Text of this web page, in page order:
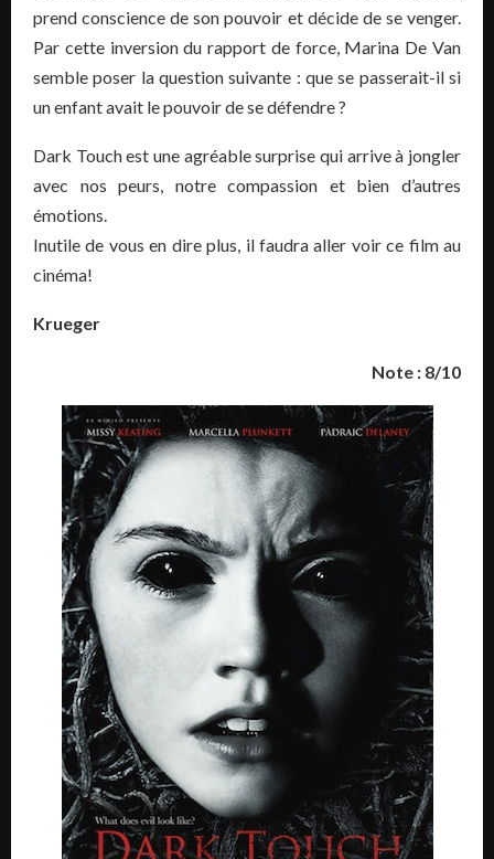
prend conscience de son pouvoir et décide de se venger.
Par cette inversion du rapport de force, Marina De Van
semble poser la question suivante : que se passerait-il si
un enfant avait le pouvoir de se défendre ?
Dark Touch est une agréable surprise qui arrive à jongler
avec nos peurs, notre compassion et bien d’autres
émotions.
Inutile de vous en dire plus, il faudra aller voir ce film au
cinéma!
Krueger
Note : 8/10